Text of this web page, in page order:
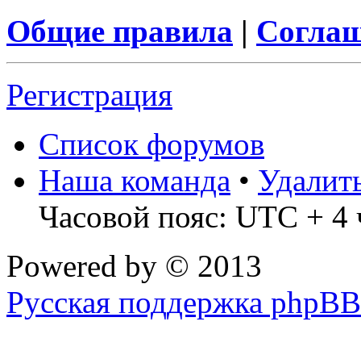
Общие правила |
Регистрация
Список форумов
Наша команда •
Часовой пояс: UTC + 4
Powered by © 2013
Русская поддержка phpBB